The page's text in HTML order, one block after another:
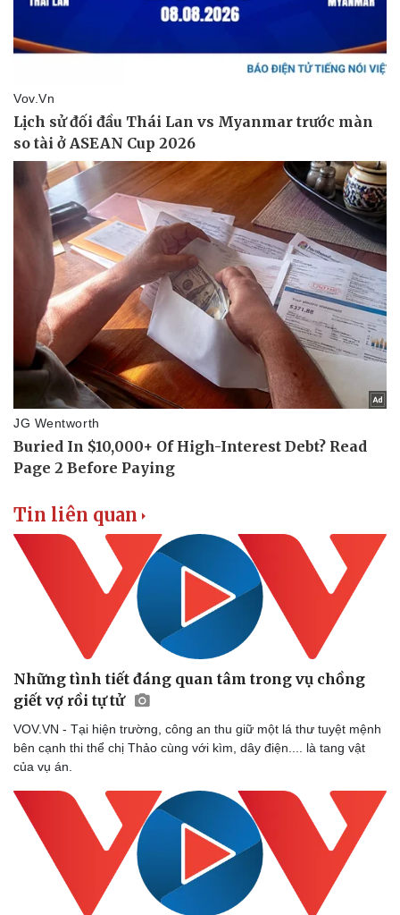
Tin liên quan
Những tình tiết đáng quan tâm trong vụ chồng
giết vợ rồi tự tử
VOV.VN - Tại hiện trường, công an thu giữ một lá thư tuyệt mệnh
bên cạnh thi thể chị Thảo cùng với kìm, dây điện.... là tang vật
của vụ án.